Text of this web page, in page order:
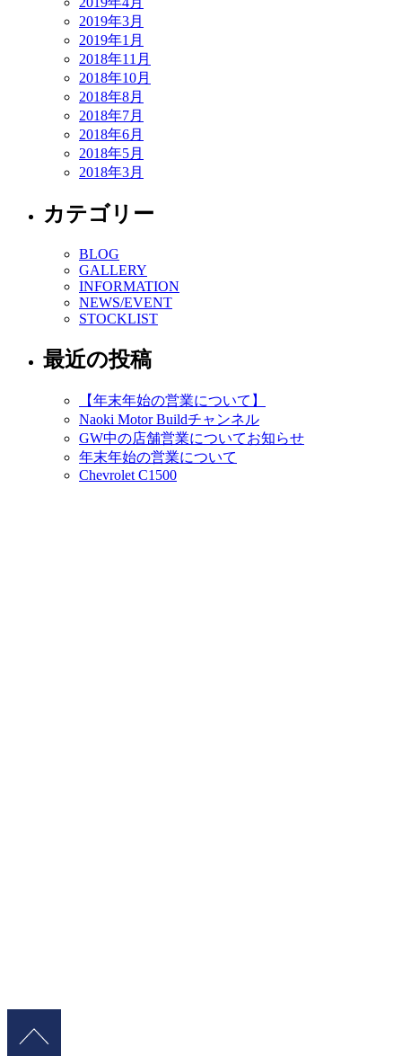
2019年3月
2019年1月
2018年11月
2018年10月
2018年8月
2018年7月
2018年6月
2018年5月
2018年3月
カテゴリー
BLOG
GALLERY
INFORMATION
NEWS/EVENT
STOCKLIST
最近の投稿
【年末年始の営業について】
Naoki Motor Buildチャンネル
GW中の店舗営業についてお知らせ
年末年始の営業について
Chevrolet C1500